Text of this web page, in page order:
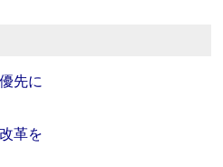
先に
革を